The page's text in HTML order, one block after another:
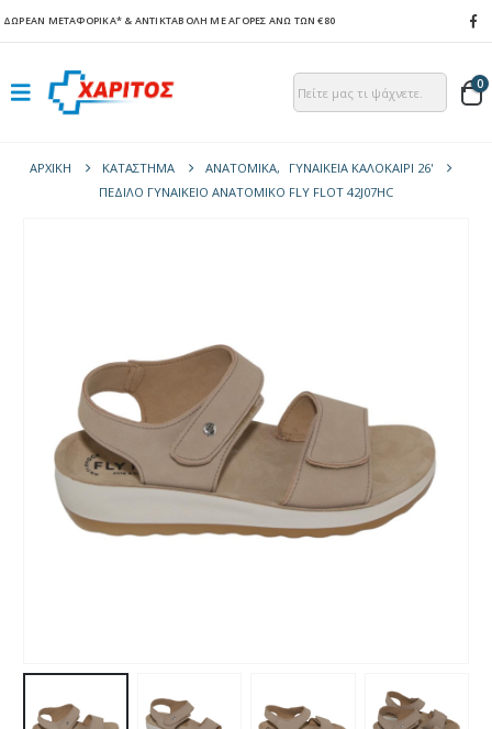
ΔΩΡΕΑΝ ΜΕΤΑΦΟΡΙΚΑ* & ΑΝΤΙΚΤΑΒΟΛΗ ΜΕ ΑΓΟΡΕΣ ΑΝΩ ΤΩΝ €80
0
ΑΡΧΙΚΉ ΚΑΤΆΣΤΗΜΑ ΑΝΑΤΟΜΙΚΆ,
ΓΥΝΑΙΚΕΊΑ ΚΑΛΟΚΑΊΡΙ 26'
ΠΈΔΙΛΟ ΓΥΝΑΙΚΕΊΟ ΑΝΑΤΟΜΙΚΌ FLY FLOT 42J07HC